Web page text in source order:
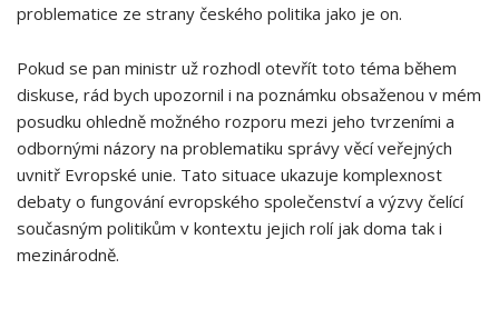
⁢problematice ze strany českého politika jako je on.
Pokud se pan ministr už ‌rozhodl otevřít toto téma během
diskuse, rád bych⁣ upozornil i⁣ na poznámku obsaženou v mém
posudku ohledně možného rozporu mezi jeho tvrzeními a
odbornými názory na problematiku správy věcí veřejných
‌uvnitř Evropské ​unie.​ Tato situace ukazuje komplexnost
debaty o fungování evropského společenství a výzvy čelící
současným politikům ⁣v kontextu jejich rolí jak⁢ doma tak i
mezinárodně.